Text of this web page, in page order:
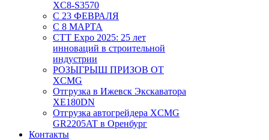
XC8-S3570
С 23 ФЕВРАЛЯ
С 8 МАРТА
CTT Expo 2025: 25 лет
инноваций в строительной
индустрии
РОЗЫГРЫШ ПРИЗОВ ОТ
XCMG
Отгрузка в Ижевск Экскаватора
XE180DN
Отгрузка автогрейдера XCMG
GR2205AT в Оренбург
Контакты